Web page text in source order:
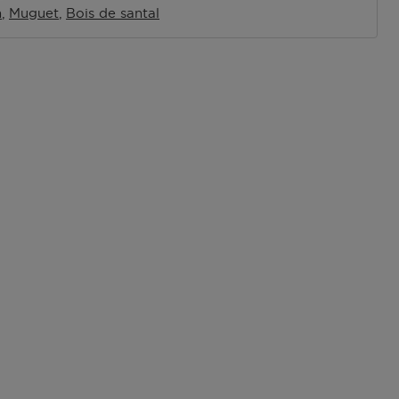
Muguet Bois de santal